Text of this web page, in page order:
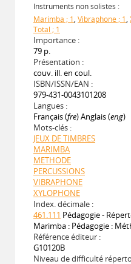
Instruments non solistes :
Marimba ; 1, Vibraphone ; 1,
Total ; 1
Importance :
79 p.
Présentation :
couv. ill. en coul.
ISBN/ISSN/EAN :
979-431-0043101208
Langues :
Français (fre) Anglais (eng)
Mots-clés :
JEUX DE TIMBRES
MARIMBA
METHODE
PERCUSSIONS
VIBRAPHONE
XYLOPHONE
Index. décimale :
461.111 Pédagogie -
Marimba : Pédagogie :
Référence éditeur :
G10120B
Niveau de difficulté